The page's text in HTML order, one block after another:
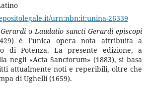
urn:nbn:it:unina-26339
oLaudatio sancti Gerardi episcopi
è l’unica opera nota attribuita a
di Potenza. La presente edizione, a
negli «Acta Sanctorum» (1883), si basa
attualmente noti e reperibili, oltre che
di Ughelli (1659).